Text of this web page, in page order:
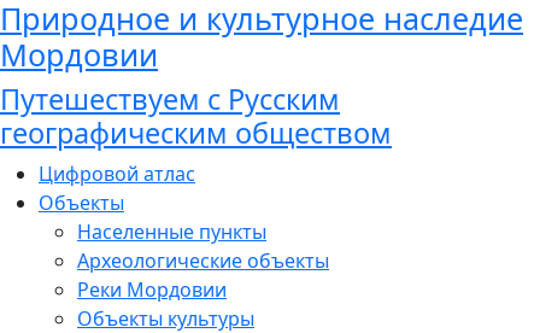
Природное и культурное наследие
Мордовии
Путешествуем с Русским
географическим обществом
Цифровой атлас
Объекты
Населенные пункты
Археологические объекты
Реки Мордовии
Объекты культуры